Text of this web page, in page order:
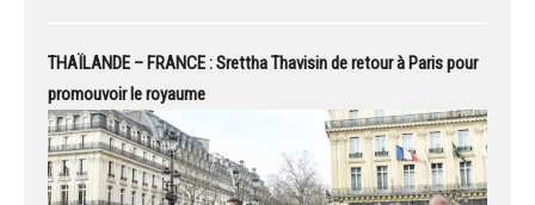
THAÏLANDE – FRANCE : Srettha Thavisin de retour à Paris pour
promouvoir le royaume